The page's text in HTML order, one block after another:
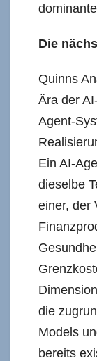
Die
Quinns
Ära der
Agent-
Ein AI-
dieselbe
einer, der
die
Models
bereits